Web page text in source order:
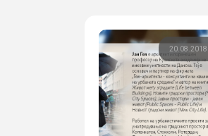
20.08.2018